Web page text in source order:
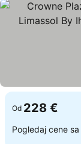
Od 228 €
Pogledaj cene sa